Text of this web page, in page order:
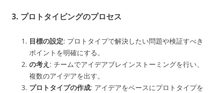
3. プロトタイピングのプロセス
目標の設定: プロトタイプで解決したい問題や検証すべき
ポイントを明確にする。
の考え : チームでアイデアブレインストーミングを行い、
複数のアイデアを出す。
プロトタイプの作成: アイデアをベースにプロトタイプを